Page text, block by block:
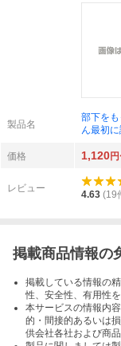
製品名
部下を
ん最初
を最大限
価格
1,120
レビュー
4.63 (19
掲載商品情報の
掲載している情報の
性、安全性、有用性
本サービスの情報内
的・間接的あるいは
供会社各社および商